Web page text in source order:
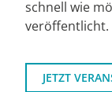
schnell wie
veröffentlicht.
JETZT